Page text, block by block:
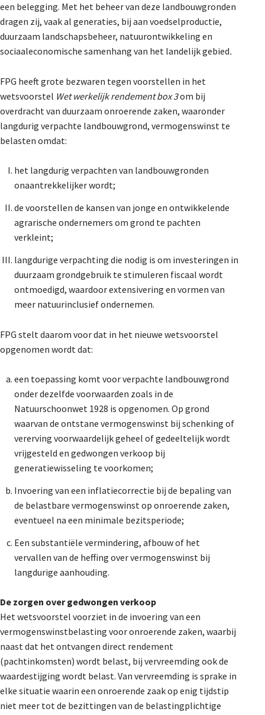
een belegging. Met het beheer van deze landbouwgronden
dragen zij, vaak al generaties, bij aan voedselproductie,
duurzaam landschapsbeheer, natuurontwikkeling en
sociaaleconomische samenhang van het landelijk gebied.
FPG heeft grote bezwaren tegen voorstellen in het
wetsvoorstel Wet werkelijk rendement box 3om bij
overdracht van duurzaam onroerende zaken, waaronder
langdurig verpachte landbouwgrond, vermogenswinst te
belasten omdat:
het langdurig verpachten van landbouwgronden
onaantrekkelijker wordt;
de voorstellen de kansen van jonge en ontwikkelende
agrarische ondernemers om grond te pachten
verkleint;
langdurige verpachting die nodig is om investeringen in
duurzaam grondgebruik te stimuleren fiscaal wordt
ontmoedigd, waardoor extensivering en vormen van
meer natuurinclusief ondernemen.
FPG stelt daarom voor dat in het nieuwe wetsvoorstel
opgenomen wordt dat:
een toepassing komt voor verpachte landbouwgrond
onder dezelfde voorwaarden zoals in de
Natuurschoonwet 1928 is opgenomen. Op grond
waarvan de ontstane vermogenswinst bij schenking of
vererving voorwaardelijk geheel of gedeeltelijk wordt
vrijgesteld en gedwongen verkoop bij
generatiewisseling te voorkomen;
Invoering van een inflatiecorrectie bij de bepaling van
de belastbare vermogenswinst op onroerende zaken,
eventueel na een minimale bezitsperiode;
Een substantiële vermindering, afbouw of het
vervallen van de heffing over vermogenswinst bij
langdurige aanhouding.
De zorgen over gedwongen verkoop
Het wetsvoorstel voorziet in de invoering van een
vermogenswinstbelasting voor onroerende zaken, waarbij
naast dat het ontvangen direct rendement
(pachtinkomsten) wordt belast, bij vervreemding ook de
waardestijging wordt belast. Van vervreemding is sprake in
elke situatie waarin een onroerende zaak op enig tijdstip
niet meer tot de bezittingen van de belastingplichtige